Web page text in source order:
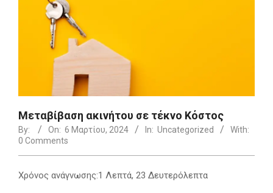
Μεταβίβαση ακινήτου σε τέκνο Κόστος
By: On: 6 Μαρτίου, 2024 In: Uncategorized
With:
0 Comments
Χρόνος ανάγνωσης:1 Λεπτά, 23 Δευτερόλεπτα